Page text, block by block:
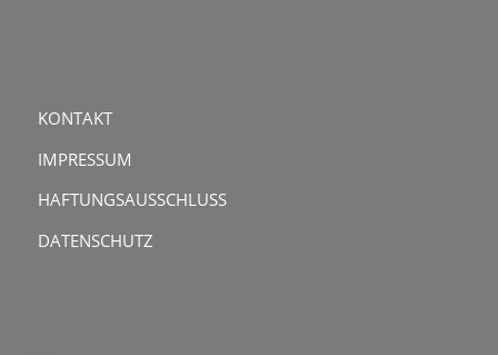
KONTAKT
IMPRESSUM
HAFTUNGSAUSSCHLUSS
DATENSCHUTZ